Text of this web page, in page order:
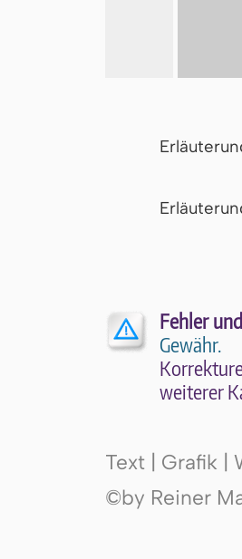
Fehler
Gewähr.
wei­te­rer
Text | Grafik |
©by Reiner